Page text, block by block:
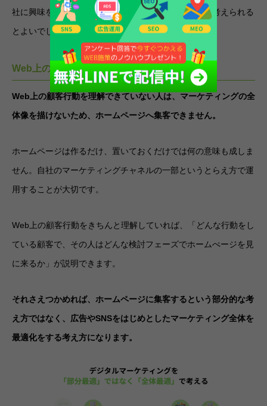
社に興味を持ってもらうためには何ができるか」から考えられる
とよいでしょう。
Web上の顧客行動を理解していないから
Web上の顧客行動を理解できていない人は、マーケティングの全
体像を描けないため、ホームページへ集客できません。
ホームページは作るだけ、置いておくだけでは何の意味も成しま
せん。自社のマーケティングチャネルの一部というとらえ方で運
用することが大切です。
Web上の顧客行動をきちんと理解していれば、「どんな行動をし
ている顧客で、その人はどんな検討フェーズでホームぺージを見
に来るか」が説明できます。
それさえつかめれば、ホームページに集客するという部分的な考
え方ではなく、広告やSNSをはじめとしたマーケティング全体を
最適化をする考え方になります。